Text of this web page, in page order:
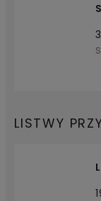
LISTWY